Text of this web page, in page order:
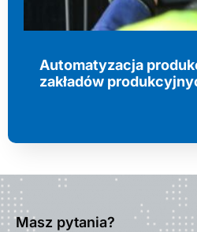
Automatyzacja
zakładów
Masz pytania?